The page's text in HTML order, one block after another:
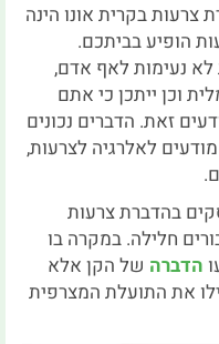
צרעות בקרית אונו הינה
הופיע בביתכם.
לא נעימות לאף אדם,
וכן ייתכן כי אתם
זאת. הדברים נכונים
לאלרגיה לצרעות,
בהדברת צרעות
חלילה. במקרה בו
הדברה של הקן אלא
את התועלת המצרפית